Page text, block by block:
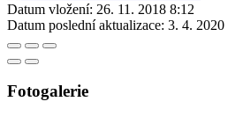
Datum vložení: 26. 11. 2018 8:12
Datum poslední aktualizace: 3. 4. 2020
Fotogalerie